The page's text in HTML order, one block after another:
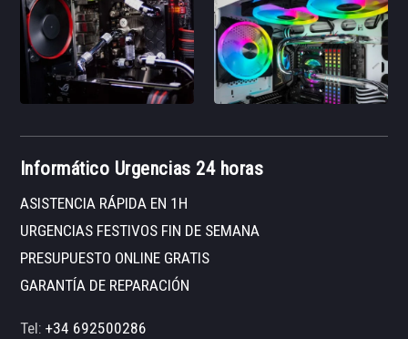
Informático Urgencias 24 horas
ASISTENCIA RÁPIDA EN 1H
URGENCIAS FESTIVOS FIN DE SEMANA
PRESUPUESTO ONLINE GRATIS
GARANTÍA DE REPARACIÓN
Tel:+34 692500286